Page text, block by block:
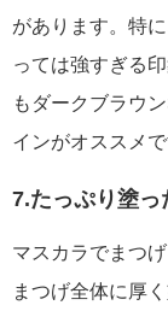
があります。特
っては強すぎる
もダークブラウ
インがオススメで
7.たっぷり塗っ
マスカラでまつ
まつげ全体に厚